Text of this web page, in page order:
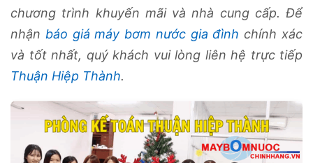
chương trình khuyến mãi và nhà cung cấp. Để
nhận báo giá máy bơm nước gia đình chính xác
và tốt nhất, quý khách vui lòng liên hệ trực tiếp
Thuận Hiệp Thành.